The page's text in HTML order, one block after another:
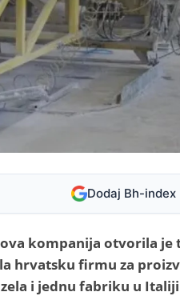
Dodaj Bh-index
kompanija otvorila je
hrvatsku firmu za
i jednu fabriku u Italiji